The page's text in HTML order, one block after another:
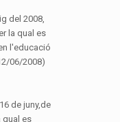
del 2008,
la qual es
l'educació
06/2008)
de juny,de
qual es